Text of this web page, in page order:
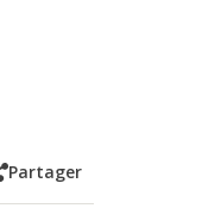
Partager